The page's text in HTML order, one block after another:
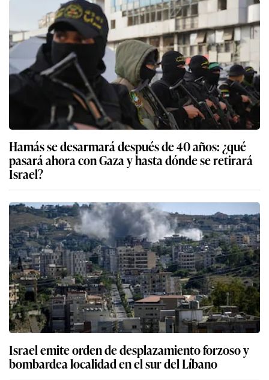
Hamás se desarmará después de 40 años: ¿qué
pasará ahora con Gaza y hasta dónde se retirará
Israel?
Israel emite orden de desplazamiento forzoso y
bombardea localidad en el sur del Líbano